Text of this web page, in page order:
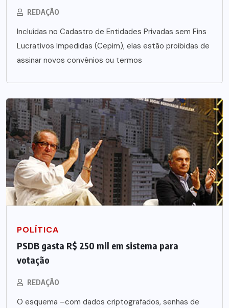
REDAÇÃO
Incluídas no Cadastro de Entidades Privadas sem Fins
Lucrativos Impedidas (Cepim), elas estão proibidas de
assinar novos convênios ou termos
POLÍTICA
PSDB gasta R$ 250 mil em sistema para
votação
REDAÇÃO
O esquema –com dados criptografados, senhas de